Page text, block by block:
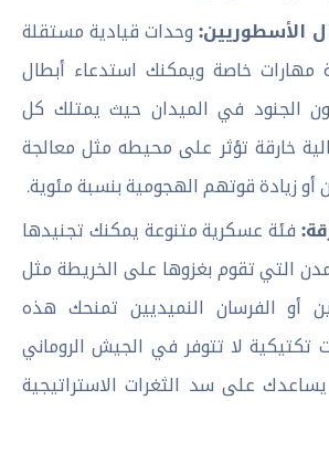
الأسطوريين: وحدات قيادية مستقلة
مهارات خاصة ويمكنك استدعاء أبطال
الجنود في الميدان حيث يمتلك كل
خارقة تؤثر على محيطه مثل معالجة
أو زيادة قوتهم الهجومية بنسبة مئوية.
فئة عسكرية متنوعة يمكنك تجنيدها
التي تقوم بغزوها على الخريطة مثل
أو الفرسان النميديين تمنحك هذه
تكتيكية لا تتوفر في الجيش الروماني
على سد الثغرات الاستراتيجية